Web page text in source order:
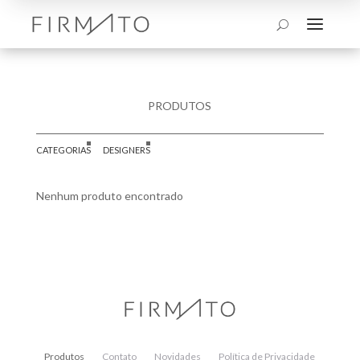
U a
PRODUTOS
CATEGORIAS DESIGNERS
Nenhum produto encontrado
Produtos Contato Novidades
Política de Privacidade